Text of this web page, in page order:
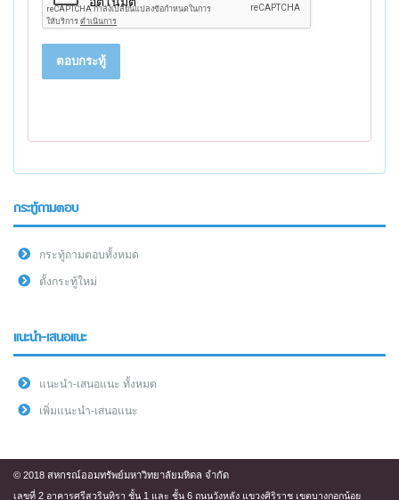
ตอบกระทู้
กระทู้ถามตอบ
กระทู้ถามตอบทั้งหมด
ตั้งกระทู้ใหม่
แนะนำ-เสนอแนะ
แนะนำ-เสนอแนะ ทั้งหมด
เพิ่มแนะนำ-เสนอแนะ
© 2018 สหกรณ์ออมทรัพย์มหาวิทยาลัยมหิดล จำกัด
เลขที่ 2 อาคารศรีสวรินทิรา ชั้น 1 และ ชั้น 6 ถนนวังหลัง แขวงศิริราช เขตบางกอกน้อย